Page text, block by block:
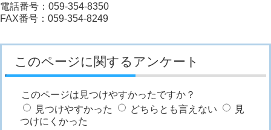
電話番号：059-354-8350
FAX番号：059-354-8249
このページに関するアンケート
このページは見つけやすかったですか？
見つけやすかった
どちらとも言えない
見
つけにくかった